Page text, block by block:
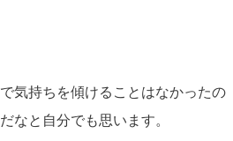
気持ちを傾けることはなかったの
なと自分でも思います。